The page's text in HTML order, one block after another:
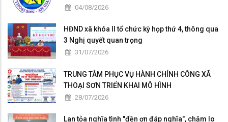
04/08/2026
HĐND xã khóa II tổ chức kỳ họp thứ 4, thông qua
3 Nghị quyết quan trọng
31/07/2026
TRUNG TÂM PHỤC VỤ HÀNH CHÍNH CÔNG XÃ
THOẠI SƠN TRIỂN KHAI MÔ HÌNH
28/07/2026
Lan tỏa nghĩa tình "đền ơn đáp nghĩa", chăm lo